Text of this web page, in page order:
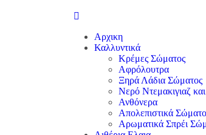
Αρχικη
Καλλυντικά
Κρέμες Σώματος
Αφρόλουτρα
Ξηρά Λάδια Σώματος
Νερό Ντεμακιγιαζ
Ανθόνερα
Απολεπιστικά
Αρωματικά Σπρέι